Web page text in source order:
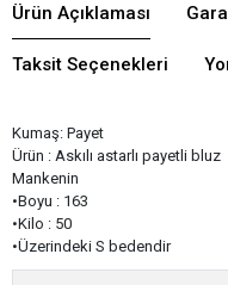
Ürün Açıklaması
Taksit Seçenekleri
Kumaş: Payet
Ürün : Askılı astarlı payetli bluz
Mankenin
•Boyu : 163
•Kilo : 50
•Üzerindeki S bedendir